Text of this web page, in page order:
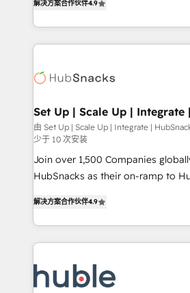
Growth-Driven Design Agency of
Sales Enablement HubSpot Impact
HubSpot COS Performance
COS Design Award 🏆2013
Partner 📆Founded in 1997
developing a new website to lead
digital marketing; we do it all
results)! In short, our services include: - HubSpot
HubSpot development: websites,
marketing, advertising,
design We connect people, data and technology to
improve customer experiences.
people, exciting ideas and can-
ensure revenue growth on a daily basis.
team of 100+ experts is ready for you! Driving
growth | www.brightdigital.com
解决方案合作伙伴4.9
Set Up | Scale Up | Integrate
FlexPlan
由 Set Up | Scale Up | Integrate |
少于 10 次安装
Join over 1,500 Companies
HubSnacks as their on-ramp to
1️⃣ Set Up | Onboarding New or
HubSpot portals 2️⃣ Scale Up | 100% HubSpot Task
Execution... Global 24/7 ... All Experts 3️⃣
Slash months from your API
解决方案合作伙伴4.9